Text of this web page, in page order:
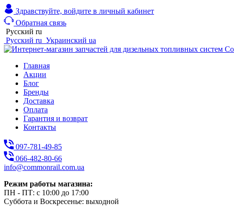
Здравствуйте, войдите в личный кабинет
Обратная связь
Русский ru
Русский ru Украинский ua
Главная
Акции
Блог
Бренды
Доставка
Оплата
Гарантия и возврат
Контакты
097-781-49-85
066-482-80-66
info@commonrail.com.ua
Режим работы магазина:
ПН - ПТ: с 10:00 до 17:00
Суббота и Воскресенье: выходной